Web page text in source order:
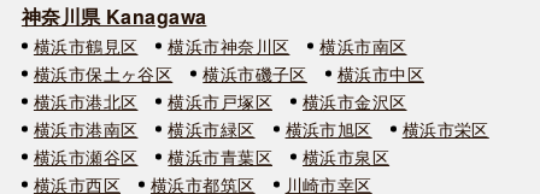
神奈川県 Kanagawa
横浜市鶴見区 横浜市神奈川区
横浜市南区
横浜市保土ヶ谷区
横浜市磯子区
横浜市中区
横浜市港北区
横浜市戸塚区
横浜市金沢区
横浜市港南区
横浜市緑区 横浜市旭区
横浜市栄区
横浜市瀬谷区
横浜市青葉区
横浜市泉区
横浜市西区
横浜市都筑区
川崎市幸区